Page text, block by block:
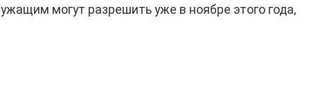
могут разрешить уже в ноябре этого года,